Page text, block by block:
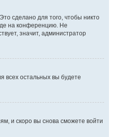
сделано для того, чтобы никто
на конференцию. Не
значит, администратор
всех остальных вы будете
и скоро вы снова сможете войти